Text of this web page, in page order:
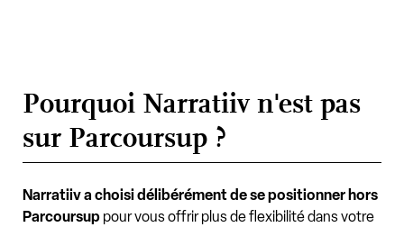
Pourquoi Narratiiv n'est pas
sur Parcoursup ?
Narratiiv a choisi délibérément de se positionner hors
Parcoursup pour vous offrir plus de flexibilité dans votre